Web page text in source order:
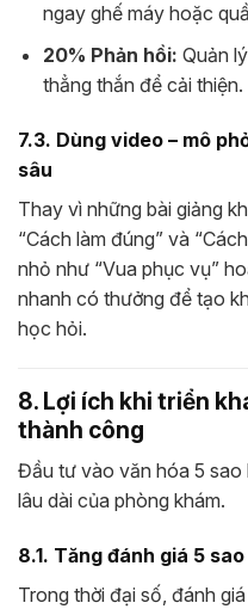
ngay ghế máy hoặc
20% Phản hồi: Quản
thẳng thắn để cải thiện.
7.3. Dùng video – mô
sâu
Thay vì những bài giảng
“Cách làm đúng” và
nhỏ như “Vua phục vụ”
nhanh có thưởng để tạo
học hỏi.
8. Lợi ích khi triển
thành công
Đầu tư vào văn hóa 5 sao
lâu dài của phòng khám.
8.1. Tăng đánh giá 5
Trong thời đại số, đánh